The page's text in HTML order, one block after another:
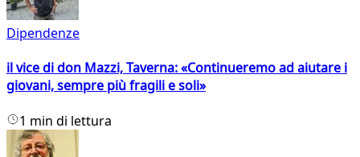
Dipendenze
il vice di don Mazzi, Taverna: «Continueremo ad aiutare i
giovani, sempre più fragili e soli»
1 min di lettura